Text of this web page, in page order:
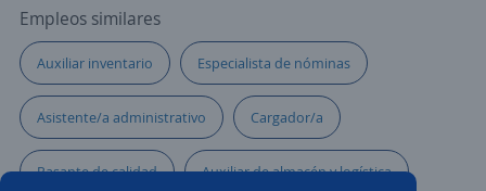
Empleos similares
Auxiliar inventario Especialista de nóminas
Asistente/a administrativo Cargador/a
Pasante de calidad Auxiliar de almacén y logística